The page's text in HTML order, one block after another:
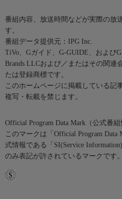
番組内容、放送時間などが実際の放
す。
番組データ提供元：IPG Inc.
TiVo、Gガイド、G-GUIDE、および
Brands LLCおよび／またはその関連
たは登録商標です。
このホームページに掲載している記
複写・転載を禁じます。
Official Program Data Mark（公式番組
このマークは「Official Program
式情報である「SI(Service
のみ表記が許されているマークです。